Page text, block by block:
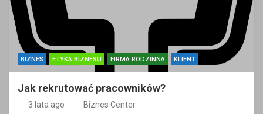
BIZNES ETYKA BIZNESU FIRMA RODZINNA KLIENT
Jak rekrutować pracowników?
3 lata ago Biznes Center